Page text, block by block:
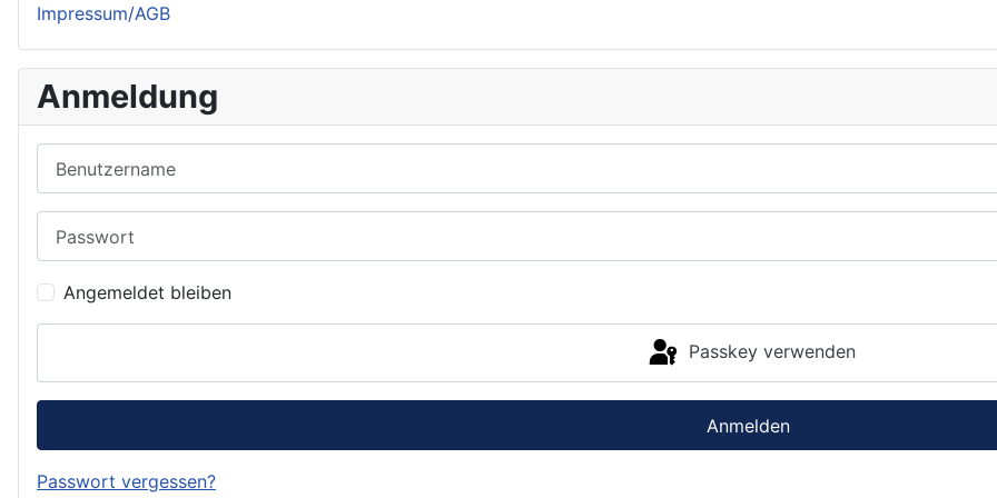
Impressum/AGB
Anmeldung
Angemeldet bleiben
Passkey verwenden
Anmelden
Passwort vergessen?